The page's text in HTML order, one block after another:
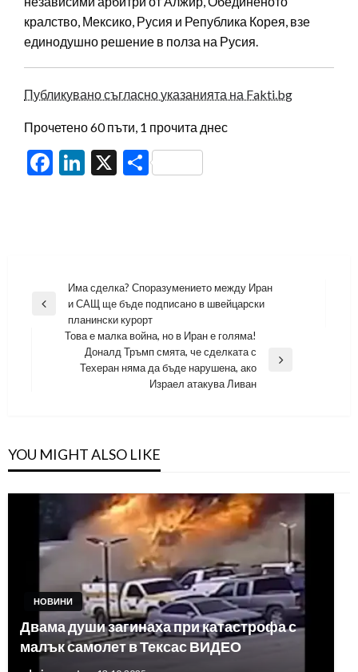
кралство, Мексико, Русия и Република Корея, взе
единодушно решение в полза на Русия.
Публикувано съгласно указанията на Fakti.bg
Прочетено 60 пъти, 1 прочита днес
Facebook
LinkedIn
X Share
Навигация
Previous
Има сделка? Споразумението между Иран
и САЩ ще бъде подписано в швейцарски
планински курорт
Това е малка война, но в Иран е голяма!
Доналд Тръмп смята, че сделката с
Техеран няма да бъде нарушена, ако
Израел атакува Ливан
YOU MIGHT ALSO LIKE
НОВИНИ
Двама души загинаха при катастрофа с
малък самолет в Тексас ВИДЕО